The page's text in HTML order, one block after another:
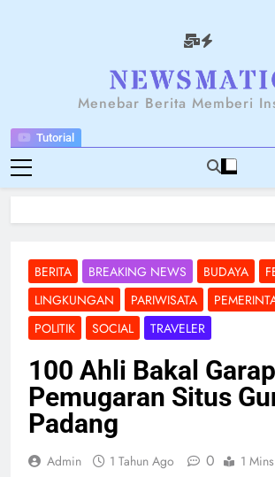
Tutorial
Menebar Berita Memberi
BERITA BREAKING NEWS BUDAYA
LINGKUNGAN
PARIWISATA
POLITIK
SOCIAL TRAVELER
100 Ahli Bakal Garap
Pemugaran Situs
Padang
Admin 1 Tahun Ago 0 1 Mins